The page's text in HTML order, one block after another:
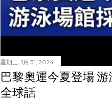
星期三, 1月 31, 2024
巴黎奧運今夏登場
全球話